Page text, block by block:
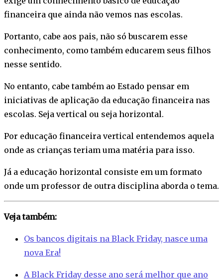
financeira que ainda não vemos nas escolas.
Portanto, cabe aos pais, não só buscarem esse
conhecimento, como também educarem seus filhos
nesse sentido.
No entanto, cabe também ao Estado pensar em
iniciativas de aplicação da educação financeira nas
escolas. Seja vertical ou seja horizontal.
Por educação financeira vertical entendemos aquela
onde as crianças teriam uma matéria para isso.
Já a educação horizontal consiste em um formato
onde um professor de outra disciplina aborda o tema.
Veja também:
Os bancos digitais na Black Friday, nasce uma
nova Era!
A Black Friday desse ano será melhor que ano